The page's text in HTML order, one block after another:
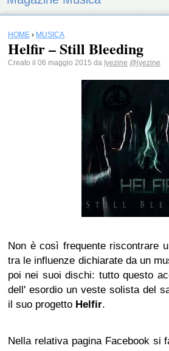
HOME › MUSICA
Helfir – Still Bleeding
Creato il 06 maggio 2015 da Iyezine @iyezine
Non è così frequente riscontrare
tra le influenze dichiarate da un
poi nei suoi dischi: tutto questo
dell' esordio un veste solista del
il suo progetto Helfir.
Nella relativa pagina Facebook si